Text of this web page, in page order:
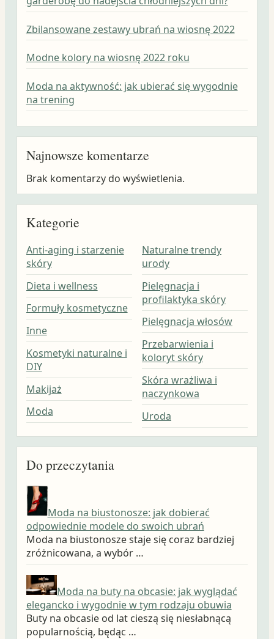
Zbilansowane zestawy ubrań na wiosnę 2022
Modne kolory na wiosnę 2022 roku
Moda na aktywność: jak ubierać się wygodnie
na trening
Najnowsze komentarze
Brak komentarzy do wyświetlenia.
Kategorie
Anti-aging i starzenie
skóry
Dieta i wellness
Formuły kosmetyczne
Inne
Kosmetyki naturalne i
DIY
Makijaż
Moda
Naturalne trendy
urody
Pielęgnacja i
profilaktyka skóry
Pielęgnacja włosów
Przebarwienia i
koloryt skóry
Skóra wrażliwa i
naczynkowa
Uroda
Do przeczytania
Moda na biustonosze: jak dobierać
odpowiednie modele do swoich ubrań
Moda na biustonosze staje się coraz bardziej
zróżnicowana, a wybór …
Moda na buty na obcasie: jak wyglądać
elegancko i wygodnie w tym rodzaju obuwia
Buty na obcasie od lat cieszą się niesłabnącą
popularnością, będąc …